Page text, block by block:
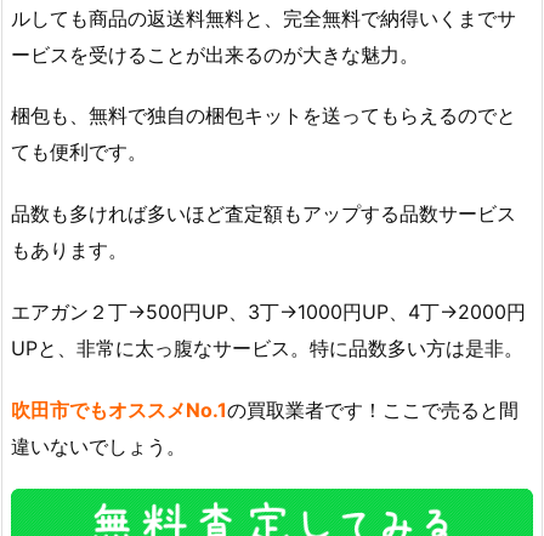
ルしても商品の返送料無料と、完全無料で納得いくまでサ
ービスを受けることが出来るのが大きな魅力。
梱包も、無料で独自の梱包キットを送ってもらえるのでと
ても便利です。
品数も多ければ多いほど査定額もアップする品数サービス
もあります。
エアガン２丁→500円UP、3丁→1000円UP、4丁→2000円
UPと、非常に太っ腹なサービス。特に品数多い方は是非。
吹田市でもオススメNo.1の買取業者です！ここで売ると間
違いないでしょう。